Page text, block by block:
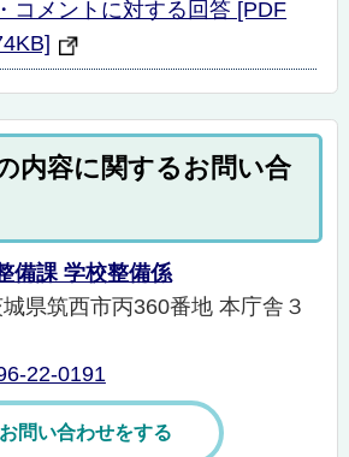
コメントに対する回答 [PDF
内容に関するお問い合
備課 学校整備係
県筑西市丙360番地 本庁舎３
22-0191
問い合わせをする